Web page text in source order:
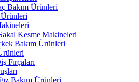
Bakım Ürünleri
Kesme Makineleri
Bakım Ürünleri
Fırçaları
Bakım Ürünleri